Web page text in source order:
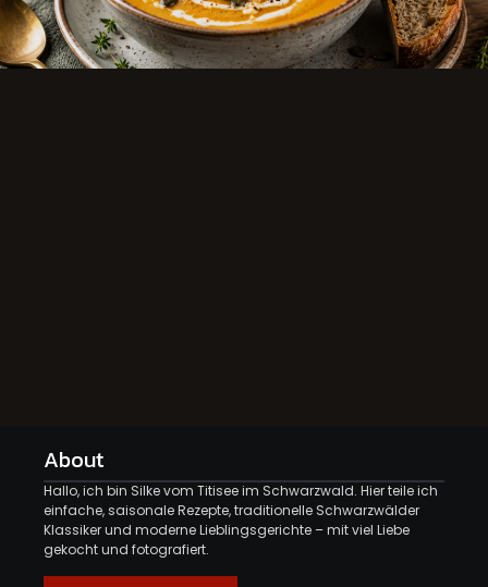
About
Hallo, ich bin Silke vom Titisee im Schwarzwald. Hier teile ich
einfache, saisonale Rezepte, traditionelle Schwarzwälder
Klassiker und moderne Lieblingsgerichte – mit viel Liebe
gekocht und fotografiert.